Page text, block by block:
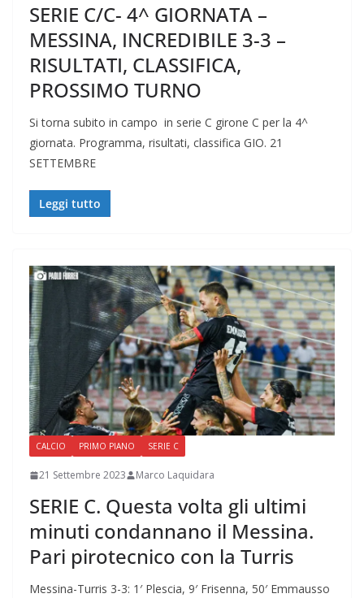
SERIE C/C- 4^ GIORNATA –
MESSINA, INCREDIBILE 3-3 –
RISULTATI, CLASSIFICA,
PROSSIMO TURNO
Si torna subito in campo in serie C girone C per la 4^
giornata. Programma, risultati, classifica GIO. 21
SETTEMBRE
Leggi tutto
CALCIO PRIMO PIANO SERIE C
21 Settembre 2023 Marco Laquidara
SERIE C. Questa volta gli ultimi
minuti condannano il Messina.
Pari pirotecnico con la Turris
Messina-Turris 3-3: 1′ Plescia, 9′ Frisenna, 50′ Emmausso